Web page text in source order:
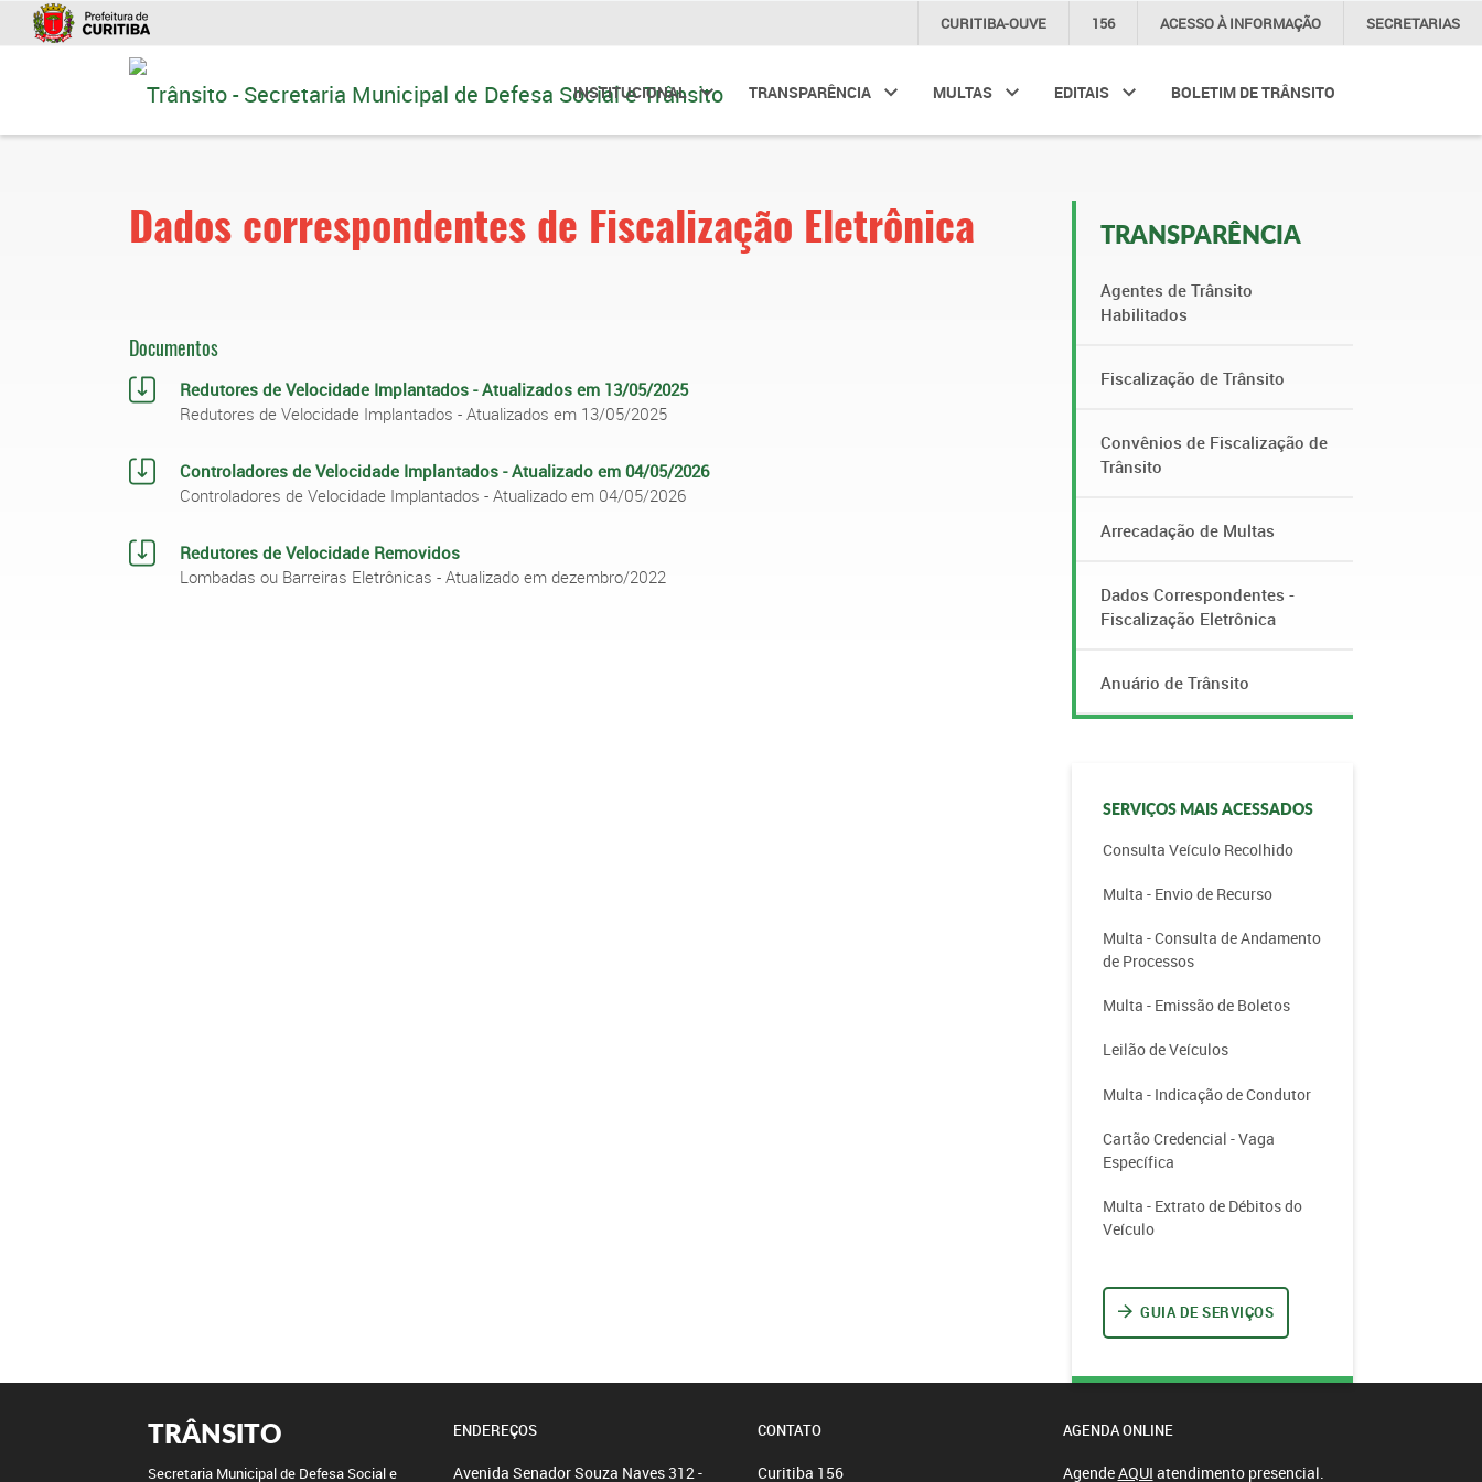
CURITIBA-OUVE 156 ACESSO ÀINFORMAÇÃO SECRETARIAS
INSTITUCIONAL TRANSPARÊNCIA MULTAS EDITAIS BOLETIM DE TRÂNSITO
Dados correspondentes de Fiscalização Eletrônica
Documentos
Redutores de Velocidade Implantados - Atualizados em 13/05/2025
Redutores de Velocidade Implantados - Atualizados em 13/05/2025
Controladores de Velocidade Implantados - Atualizado em 04/05/2026
Controladores de Velocidade Implantados - Atualizado em 04/05/2026
Redutores de Velocidade Removidos
Lombadas ou Barreiras Eletrônicas - Atualizado em dezembro/2022
TRANSPARÊNCIA
Agentes de Trânsito
Habilitados
Fiscalização de Trânsito
Convênios de Fiscalização de
Trânsito
Arrecadação de Multas
Dados Correspondentes -
Fiscalização Eletrônica
Anuário de Trânsito
SERVIÇOS MAIS ACESSADOS
Consulta Veículo Recolhido
Multa - Envio de Recurso
Multa - Consulta de Andamento
de Processos
Multa - Emissão de Boletos
Leilão de Veículos
Multa - Indicação de Condutor
Cartão Credencial - Vaga
Específica
Multa - Extrato de Débitos do
Veículo
GUIA DE SERVIÇOS
TRÂNSITO
Secretaria Municipal de Defesa Social e
ENDEREÇOS
Avenida Senador Souza Naves 312 -
CONTATO
Curitiba 156
AGENDA ONLINE
AgendeAQUI atendimento presencial.